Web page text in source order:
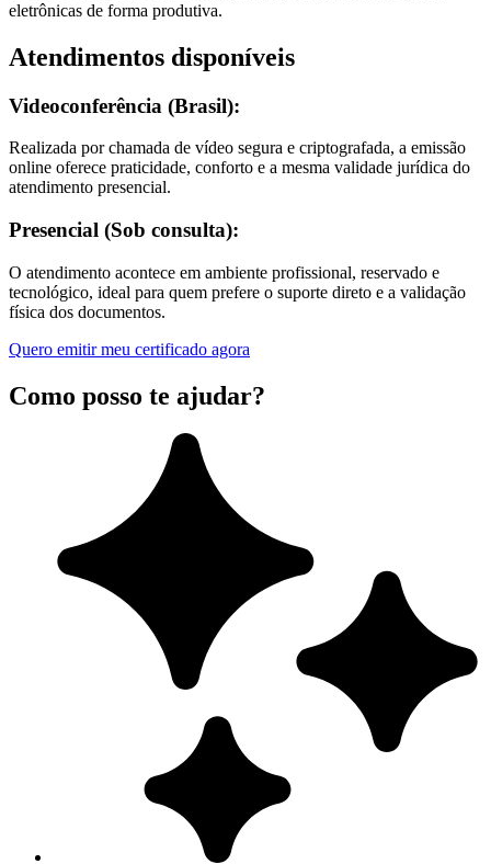
eletrônicas de forma produtiva.
Atendimentos disponíveis
Videoconferência (Brasil):
Realizada por chamada de vídeo segura e criptografada, a emissão
online oferece praticidade, conforto e a mesma validade jurídica do
atendimento presencial.
Presencial (Sob consulta):
O atendimento acontece em ambiente profissional, reservado e
tecnológico, ideal para quem prefere o suporte direto e a validação
física dos documentos.
Quero emitir meu certificado agora
Como posso te ajudar?